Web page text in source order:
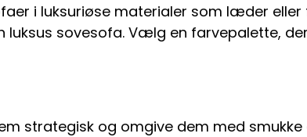
i luksuriøse materialer som læder eller
sovesofa. Vælg en farvepalette,
strategisk og omgive dem med